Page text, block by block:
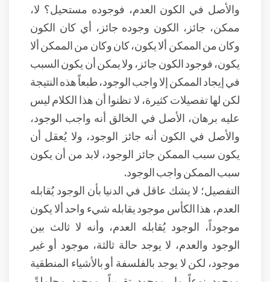
والأصل في الكون العدم، فوجوده مستحيل؟ لا،
ممكن، جائز، الكون وجوده جائز، أي كان الكون
وكان من الممكن ألا يكون، كان وكان من الممكن ألا
يكون، فوجود الكون جائز، ولا يمكن أن يكون السبب
في إيجاد الممكن إلا واجب الوجود، طبعاً هذه النتيجة
لكن لها تفصيلات كثيرة، لا تظنوا أن هذا الكلام ليس
عليه برهان، الأصل في الخالق أنه واجب الوجود،
والأصل في الكون أنه جائز الوجود، ولا يُعقل أن
يكون سبب الممكن جائز الوجود، لابد من أن يكون
سبب الممكن واجب الوجود.
التفصيل؛ لا يشك عاقل في الدنيا بأن الوجود يُقابله
العدم، هذا الكأس موجود يقابله شيء واحد ألا يكون
موجوداً، الوجود يُقابله العدم، وأنه لا ثالث بين
الوجود والعدم، لا يوجد حالة ثالثة، موجود أو غير
موجود، لكن لا يوجد بالفلسفة أو بالأشياء المنطقية